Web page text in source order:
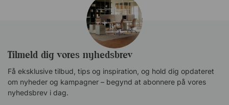
Tilmeld dig vores nyhedsbrev
Få eksklusive tilbud, tips og inspiration, og hold dig opdateret
om nyheder og kampagner – begynd at abonnere på vores
nyhedsbrev i dag.